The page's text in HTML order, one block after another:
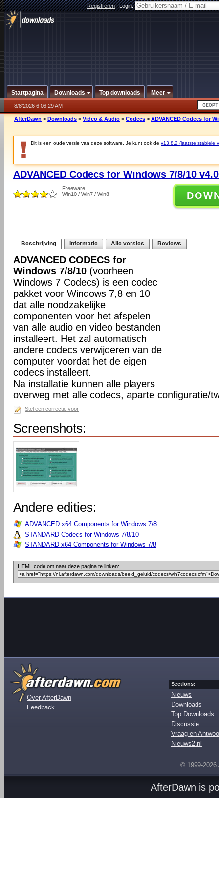
Registreren|Login:
Startpagina Downloads Top downloads Meer
8/8/2026 6:06:29 AM
AfterDawn > Downloads > Video & Audio > Codecs > ADVANCED Codecs for
Dit is een oude versie van deze software. Je kunt ook de v13.8.2 (laatste stabiele
ADVANCED Codecs for Windows 7/8/10
Freeware
Win10 / Win7 / Win8
Beschrijving Informatie Alle versies Reviews
ADVANCED CODECS for
Windows 7/8/10 (voorheen
Windows 7 Codecs) is een codec
pakket voor Windows 7,8 en 10
dat alle noodzakelijke
componenten voor het afspelen
van alle audio en video bestanden
installeert. Het zal automatisch
andere codecs verwijderen van de
computer voordat het de eigen
codecs installeert.
Na installatie kunnen alle players
overweg met alle codecs, aparte configuratie/
Stel een correctie voor
Screenshots:
Andere edities:
ADVANCED x64 Components for Windows 7/8
STANDARD Codecs for Windows 7/8/10
STANDARD x64 Components for Windows 7/8
HTML code om naar deze pagina te linken:
Over AfterDawn
Feedback
Sections:
Nieuws
Downloads
Top Downloads
Discussie
Vraag en
Nieuws2.nl
© 1999-2026
AfterDawn is